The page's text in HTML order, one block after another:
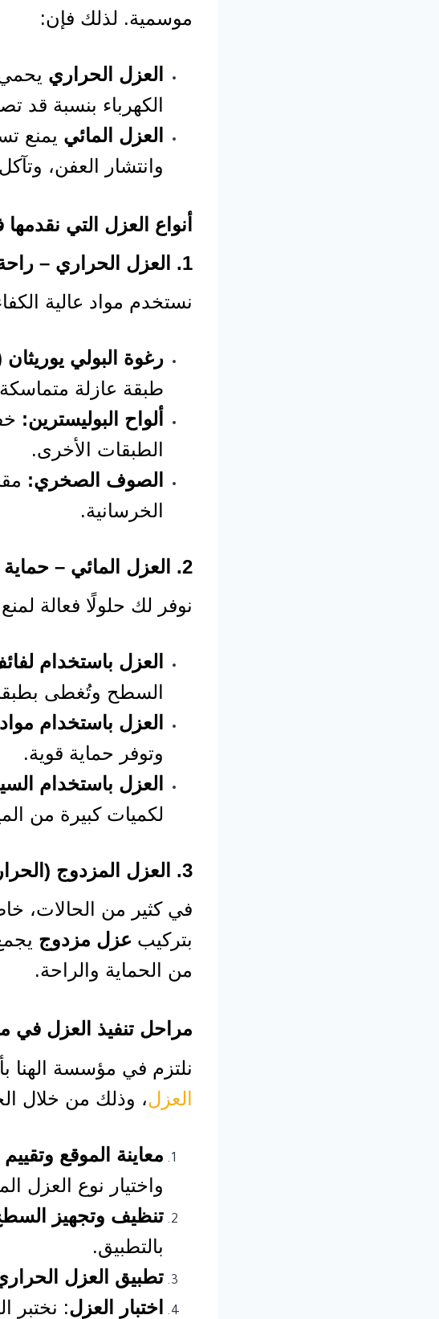
موسمية. لذلك فإن:
العزل الحراري
الكهرباء بنسبة قد تصل
العزل المائي يمنع
وانتشار العفن،
أنواع العزل التي
1. العزل الحراري – راحة داخلية مهما كانت الحرارة خارجاً
نستخدم مواد عالية
رغوة البولي
طبقة عازلة
ألواح البوليسترين:
الطبقات الأخرى.
الصوف الصخري:
الخرسانية.
2. العزل المائي – حماية شاملة من الرطوبة والتسربات
نوفر لك حلولًا فعالة
العزل باستخدام
السطح وتُغطى
العزل باستخدام
وتوفر حماية قوية.
العزل باستخدام
لكميات كبيرة من
3. العزل المزدوج (الحراري والمائي)
في كثير من الحالات،
بتركيب عزل مزدوج
من الحماية والراحة.
مراحل تنفيذ العزل في
نلتزم في مؤسسة الهنا
العزل، وذلك من خلال
معاينة الموقع وتقييم
واختيار نوع العزل
تنظيف وتجهيز
بالتطبيق.
تطبيق العزل
اختبار العزل: نختبر